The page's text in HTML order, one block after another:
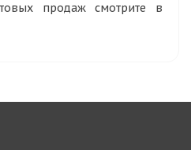
продаж смотрите в